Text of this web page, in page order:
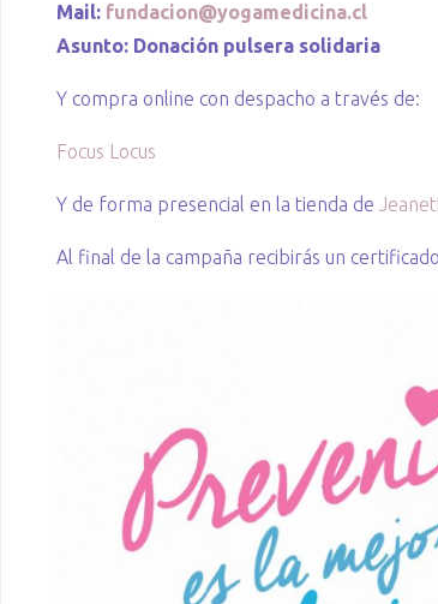
Mail: fundacion@yogamedicina.cl
Asunto: Donación pulsera solidaria
Y compra online con despacho a través de:
Focus Locus
Y de forma presencial en la tienda de
Al final de la campaña recibirás un